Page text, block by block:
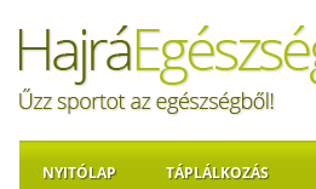
NYITÓLAP TÁPLÁLKOZÁS